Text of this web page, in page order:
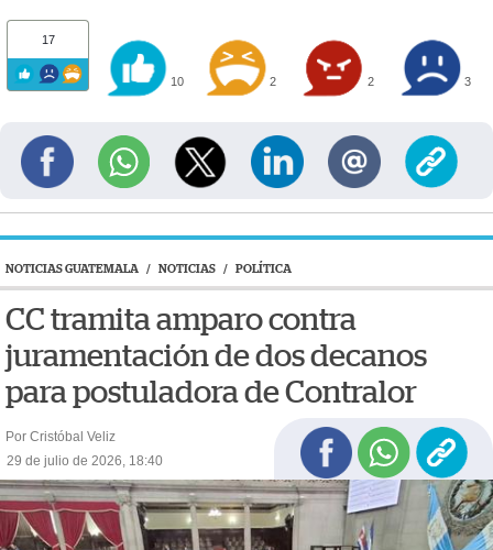
17
10 2 2 3
NOTICIAS GUATEMALA / NOTICIAS / POLÍTICA
CC tramita amparo contra
juramentación de dos decanos
para postuladora de Contralor
Por Cristóbal Veliz
29 de julio de 2026, 18:40